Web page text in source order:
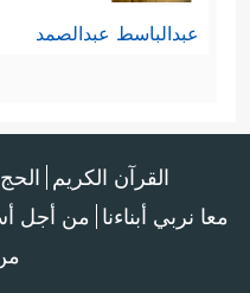
عبدالباسط عبدالصمد
القرآن الكريم
معا نربي أبناءنا من أجل